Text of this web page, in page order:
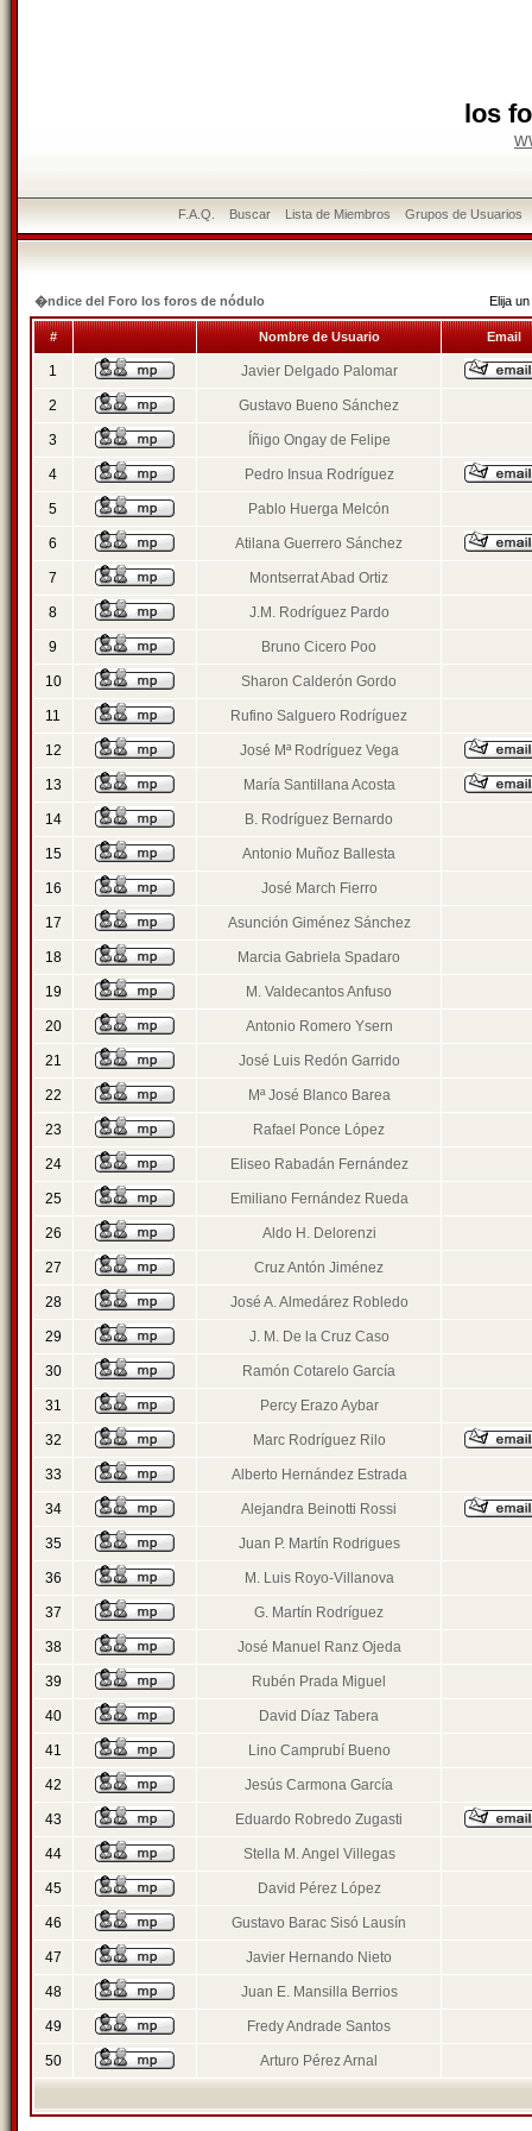
los
F.A.Q. Buscar Lista de Miembros Grupos de Usuarios
�ndice del Foro los foros de nódulo Elija
# Nombre de Usuario Email
1 Javier Delgado Palomar
2 Gustavo Bueno Sánchez
3 Íñigo Ongay de Felipe
4 Pedro Insua Rodríguez
5 Pablo Huerga Melcón
6 Atilana Guerrero Sánchez
7 Montserrat Abad Ortiz
8 J.M. Rodríguez Pardo
9 Bruno Cicero Poo
10 Sharon Calderón Gordo
11 Rufino Salguero Rodríguez
12 José Mª Rodríguez Vega
13 María Santillana Acosta
14 B. Rodríguez Bernardo
15 Antonio Muñoz Ballesta
16 José March Fierro
17 Asunción Giménez Sánchez
18 Marcia Gabriela Spadaro
19 M. Valdecantos Anfuso
20 Antonio Romero Ysern
21 José Luis Redón Garrido
22 Mª José Blanco Barea
23 Rafael Ponce López
24 Eliseo Rabadán Fernández
25 Emiliano Fernández Rueda
26 Aldo H. Delorenzi
27 Cruz Antón Jiménez
28 José A. Almedárez Robledo
29 J. M. De la Cruz Caso
30 Ramón Cotarelo García
31 Percy Erazo Aybar
32 Marc Rodríguez Rilo
33 Alberto Hernández Estrada
34 Alejandra Beinotti Rossi
35 Juan P. Martín Rodrigues
36 M. Luis Royo-Villanova
37 G. Martín Rodríguez
38 José Manuel Ranz Ojeda
39 Rubén Prada Miguel
40 David Díaz Tabera
41 Lino Camprubí Bueno
42 Jesús Carmona García
43 Eduardo Robredo Zugasti
44 Stella M. Angel Villegas
45 David Pérez López
46 Gustavo Barac Sisó Lausín
47 Javier Hernando Nieto
48 Juan E. Mansilla Berrios
49 Fredy Andrade Santos
50 Arturo Pérez Arnal